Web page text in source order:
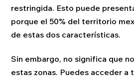
restringida. Esto puede
porque el 50% del territorio
de estas dos características.
Sin embargo, no significa que
estas zonas. Puedes acceder a